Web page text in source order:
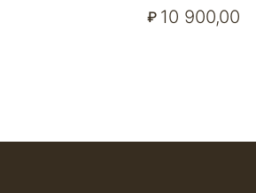
₽ 10 900,00